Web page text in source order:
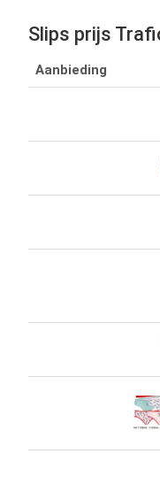
Slips prijs
Aanbieding